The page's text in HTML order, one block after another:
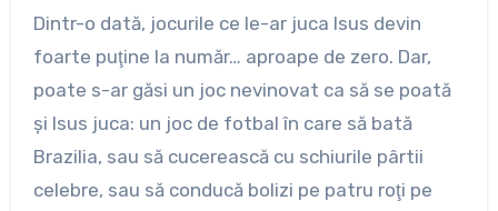
Dintr-o dată, jocurile ce le-ar juca Isus devin
foarte puţine la număr… aproape de zero. Dar,
poate s-ar găsi un joc nevinovat ca să se poată
şi Isus juca: un joc de fotbal în care să bată
Brazilia, sau să cucerească cu schiurile pârtii
celebre, sau să conducă bolizi pe patru roţi pe